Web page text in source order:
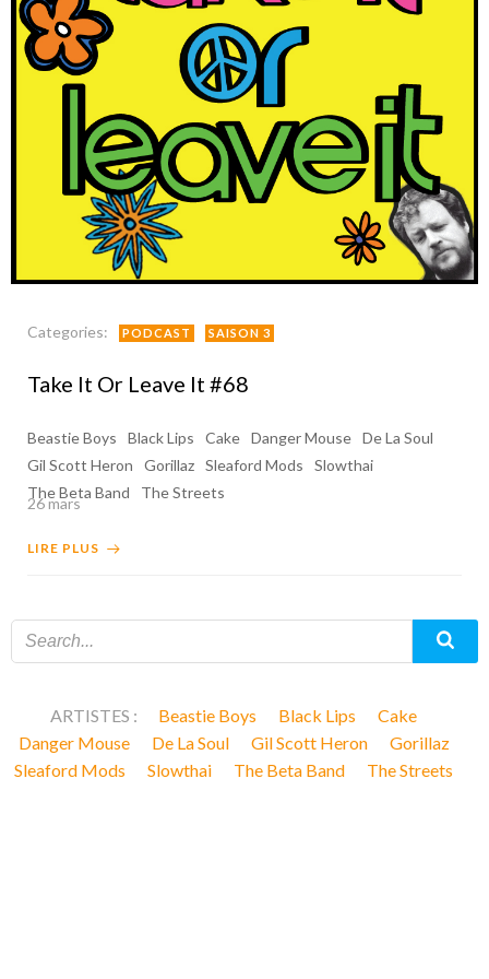
Categories: PODCAST SAISON 3
Take It Or Leave It #68
Beastie Boys Black Lips Cake Danger Mouse De La Soul
Gil Scott Heron
Gorillaz Sleaford Mods
Slowthai
The Beta Band
The Streets
26 mars
LIRE PLUS
ARTISTES : Beastie Boys Black Lips
Cake
Danger Mouse
De La Soul Gil Scott Heron
Gorillaz
Sleaford Mods
Slowthai The Beta Band The Streets